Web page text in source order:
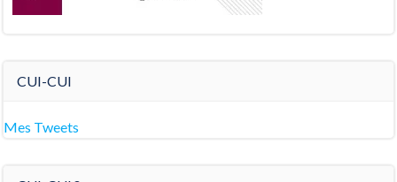
CUI-CUI
Mes Tweets